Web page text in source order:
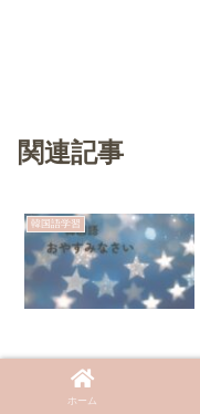
関連記事
韓国語学習
韓国語学習
ホーム